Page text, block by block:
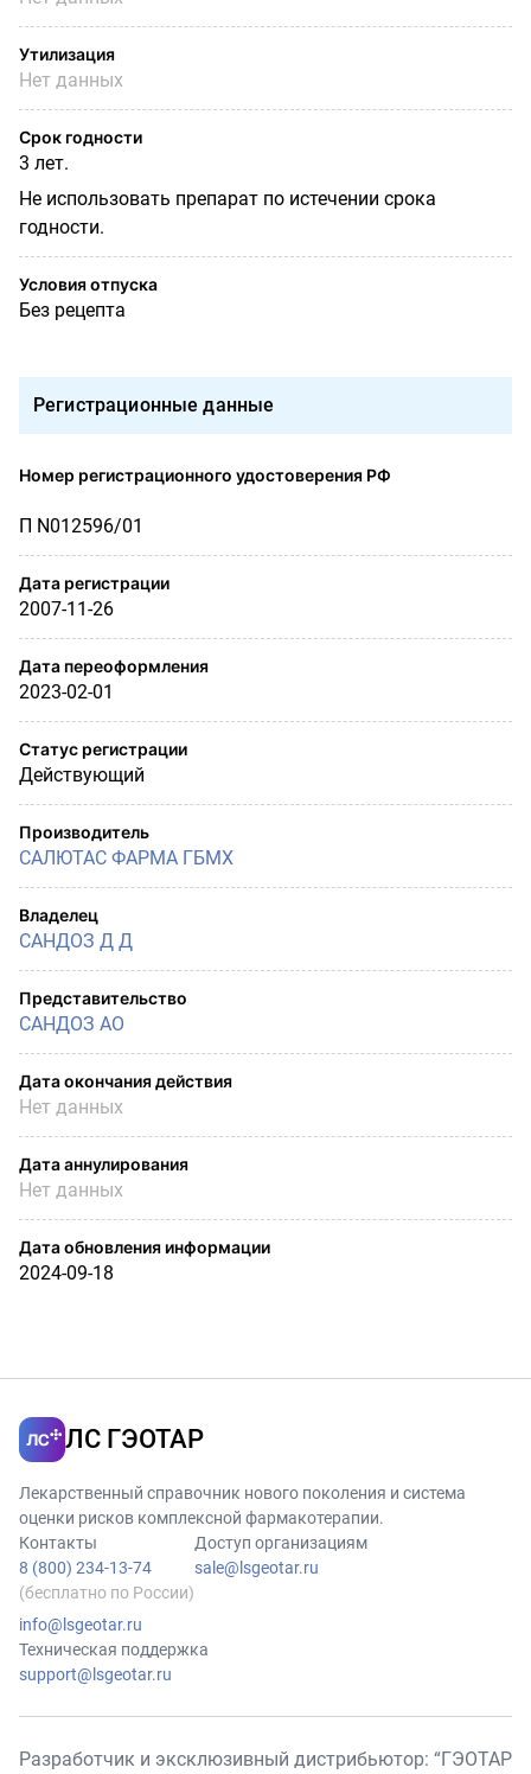
Утилизация
Нет данных
Срок годности
3 лет.
Не использовать препарат по истечении срока
годности.
Условия отпуска
Без рецепта
Регистрационные данные
Номер регистрационного удостоверения РФ
П N012596/01
Дата регистрации
2007-11-26
Дата переоформления
2023-02-01
Статус регистрации
Действующий
Производитель
САЛЮТАС ФАРМА ГБМХ
Владелец
САНДОЗ Д Д
Представительство
САНДОЗ АО
Дата окончания действия
Нет данных
Дата аннулирования
Нет данных
Дата обновления информации
2024-09-18
ЛС ГЭОТАР
Лекарственный справочник нового поколения и система
оценки рисков комплексной фармакотерапии.
Контакты
8 (800) 234-13-74
(бесплатно по России)
info@lsgeotar.ru
Доступ организациям
sale@lsgeotar.ru
Техническая поддержка
support@lsgeotar.ru
Разработчик и эксклюзивный дистрибьютор: “ГЭОТАР